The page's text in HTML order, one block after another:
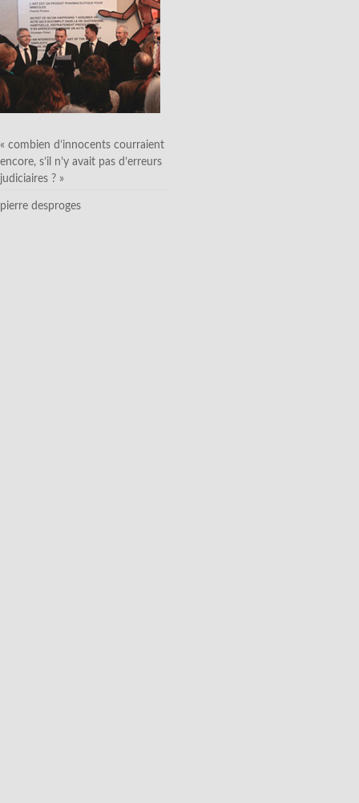
« combien d’innocents courraient
encore, s’il n’y avait pas d’erreurs
judiciaires ? »
pierre desproges